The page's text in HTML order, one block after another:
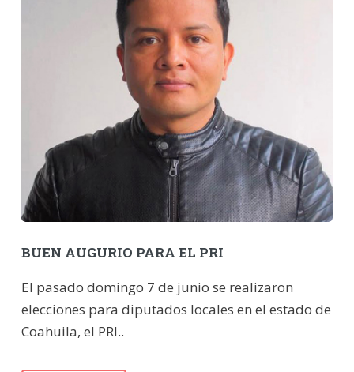
BUEN AUGURIO PARA EL PRI
El pasado domingo 7 de junio se realizaron
elecciones para diputados locales en el estado de
Coahuila, el PRI..